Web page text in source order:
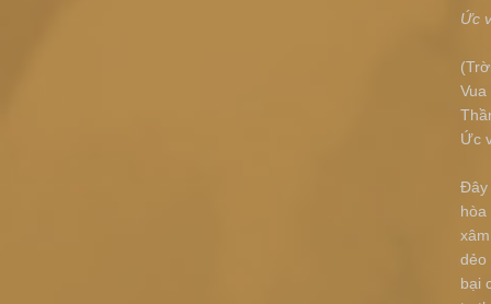
Ức
Ức
Đây
hòa
dẻo
bại